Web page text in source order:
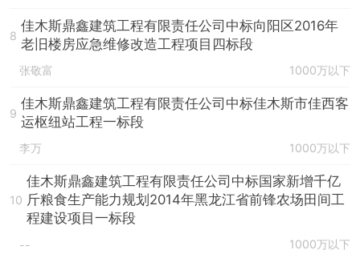
8
佳木斯鼎鑫建筑工程有限责任公司中标向阳区2016年
老旧楼房应急维修改造工程项目四标段
张敬富 1000万以下
9
佳木斯鼎鑫建筑工程有限责任公司中标佳木斯市佳西客
运枢纽站工程一标段
李万 1000万以下
10
佳木斯鼎鑫建筑工程有限责任公司中标国家新增千亿
斤粮食生产能力规划2014年黑龙江省前锋农场田间工
程建设项目一标段
-- 1000万以下